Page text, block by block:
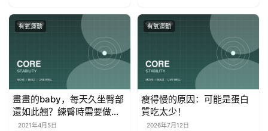
有氧運動
畫畫的baby，每天久坐臀部
還如此翹？練臀時需要做好
這些准備
2021年4月5日
有氧運動
瘦得慢的原因：可能是蛋白
質吃太少！
2026年7月12日